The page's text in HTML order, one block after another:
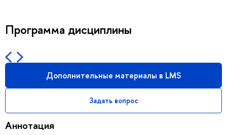
Программа дисциплины
Дополнительные материалы в LMS
Задать вопрос
Аннотация